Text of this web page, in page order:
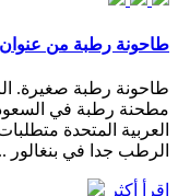
طاحونة رطبة من
طاحونة رطبة صغيرة.
مطحنة رطبة في
العربية المتحدة
الرطب جدا في بنغالور
اقرأ أكثر